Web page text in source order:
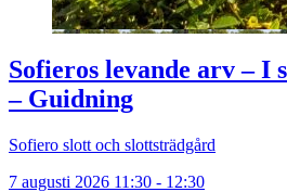
Sofieros levande arv – I
– Guidning
Sofiero slott och slottsträdgård
7 augusti 2026 11:30 - 12:30